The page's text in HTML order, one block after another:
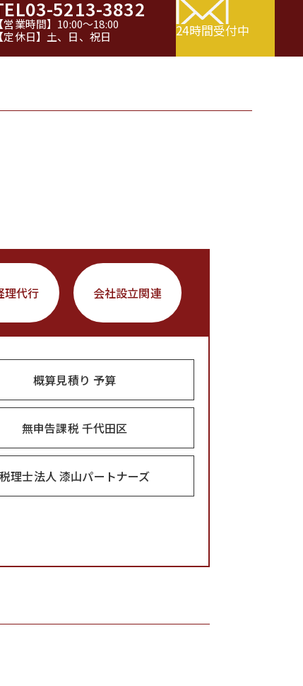
03-5213-3832
【営業時間】10:00～18:00
【定休日】土、日、祝日
24時間受付中
理代行 会社設立関連
概算見積り 予算
無申告課税 千代田区
税理士法人 漆山パートナーズ